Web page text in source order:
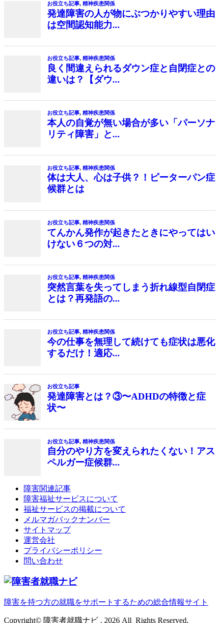
お役立ち記事, 精神疾患関係
発達障害の人が物にぶつかりやすい理由
は空間認知能力...
お役立ち記事, 精神疾患関係
良く間違えられるダウン症と自閉症との
違いは？【ダウ...
お役立ち記事, 精神疾患関係
本人の自覚が無い場合が多い「パーソナ
リティ障害」と...
お役立ち記事, 精神疾患関係
体は大人、心は子供？！ピーターパン症
候群とは
お役立ち記事, 精神疾患関係
てんかん発作が起きたときにやってはい
けない６つの対...
お役立ち記事, 精神疾患関係
突然言葉を失ってしまう折れ線型自閉症
とは？再発語の...
お役立ち記事, 精神疾患関係
今の仕事を無理して続けても症状は悪化
するだけ！適応...
お役立ち記事
発達障害とは？③〜ADHDの特徴と症
状〜
お役立ち記事, 精神疾患関係
自分のやり方を変えられたくない！アス
ペルガー症候群...
障害関連記事
障害福祉サービスについて
福祉サービスの掲載について
メルマガバックナンバー
サイトマップ
運営会社
プライバシーポリシー
問い合わせ
障害を持つ方の就職をサポートするための総合情報サイト
Copyright© 障害者就職ナビ , 2026 All Rights Reserved.